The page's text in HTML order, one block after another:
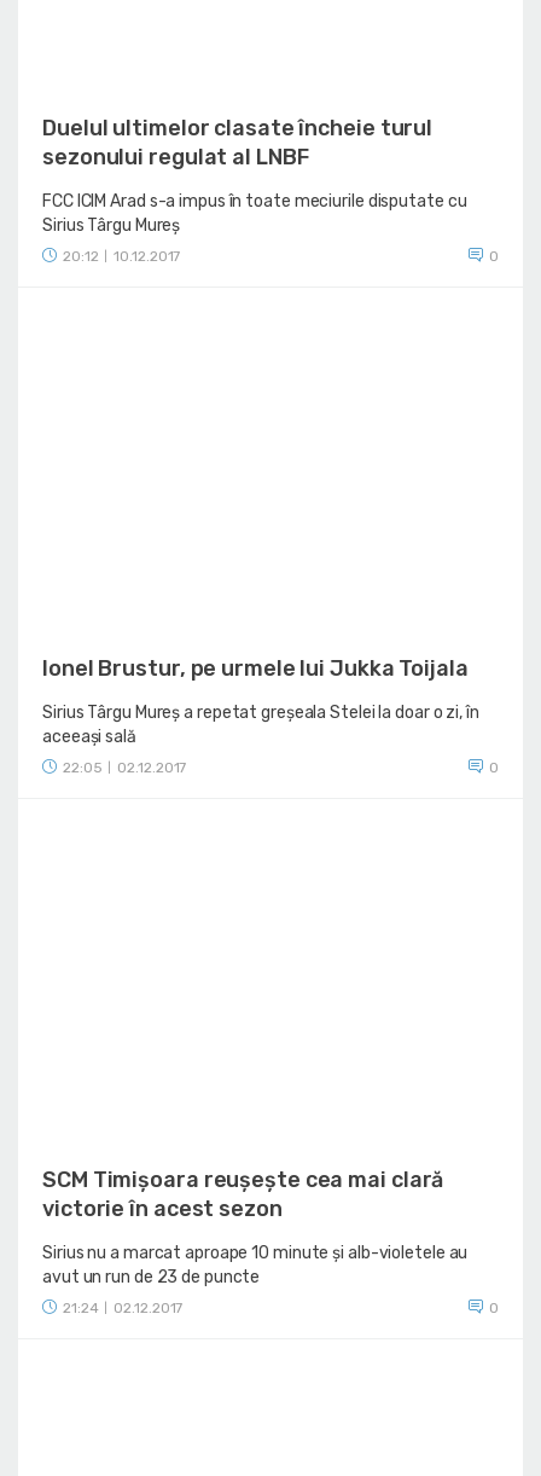
Duelul ultimelor clasate încheie turul
sezonului regulat al LNBF
FCC ICIM Arad s-a impus în toate meciurile disputate cu
Sirius Târgu Mureș
20:12 10.12.2017 0
Ionel Brustur, pe urmele lui Jukka Toijala
Sirius Târgu Mureș a repetat greșeala Stelei la doar o zi, în
aceeași sală
22:05 02.12.2017 0
SCM Timișoara reușește cea mai clară
victorie în acest sezon
Sirius nu a marcat aproape 10 minute și alb-violetele au
avut un run de 23 de puncte
21:24 02.12.2017 0